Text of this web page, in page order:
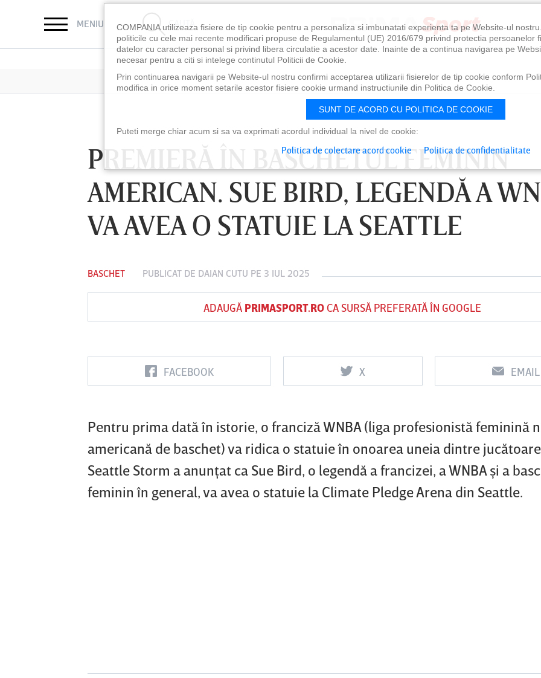
MENIU CAUTĂ
PREMIERĂ ÎN BASCHETUL FEMININ
AMERICAN. SUE BIRD, LEGENDĂ A
VA AVEA O STATUIE LA SEATTLE
BASCHET PUBLICAT DE DAIAN CUTU PE 3 IUL 2025
ADAUGĂ PRIMASPORT.ROCA SURSĂ PREFERATĂ ÎN GOOGLE
FACEBOOK X EMAIL
Pentru prima dată în istorie, o franciză WNBA (liga profesionistă feminină
americană de baschet) va ridica o statuie în onoarea uneia dintre
Seattle Storm a anunţat ca Sue Bird, o legendă a francizei, a WNBA şi a
feminin în general, va avea o statuie la Climate Pledge Arena din Seattle.
FC Botoşani
Vs
Corvinul
Hunedoara
Sepsi OSK Sf
Vs
FCSB UTA Arad
0
Vs
Rapid
0
COMPANIA utilizeaza fisiere de tip cookie pentru a personaliza si imbunatati experienta ta pe Website-ul
politicile cu cele mai recente modificari propuse de Regulamentul (UE) 2016/679 privind protectia persoanelor
datelor cu caracter personal si privind libera circulatie a acestor date. Inainte de a continua navigarea pe
necesar pentru a citi si intelege continutul Politicii de Cookie.
Prin continuarea navigarii pe Website-ul nostru confirmi acceptarea utilizarii fisierelor de tip cookie conform
modifica in orice moment setarile acestor fisiere cookie urmand instructiunile din Politica de Cookie.
SUNT DE ACORD CU POLITICA DE COOKIE
Puteti merge chiar acum si sa va exprimati acordul individual la nivel de cookie:
Politica de colectare acord cookie Politica de confidentialitate